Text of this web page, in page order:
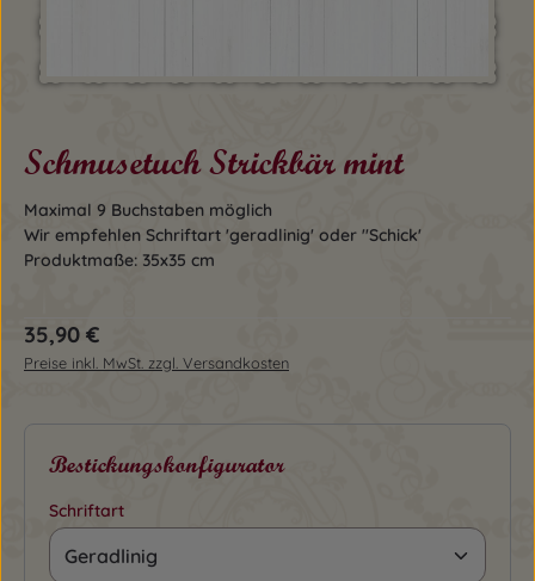
Schmusetuch Strickbär mint
Maximal 9 Buchstaben möglich
Wir empfehlen Schriftart 'geradlinig' oder ''Schick'
Produktmaße: 35x35 cm
Regulärer Preis:
35,90 €
Preise inkl. MwSt. zzgl. Versandkosten
Bestickungskonfigurator
Schriftart